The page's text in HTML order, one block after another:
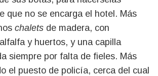
que no se encarga el hotel. Más
chalets de madera, con
y huertos, y una capilla
siempre por falta de fieles. Más
el puesto de policía, cerca del cual